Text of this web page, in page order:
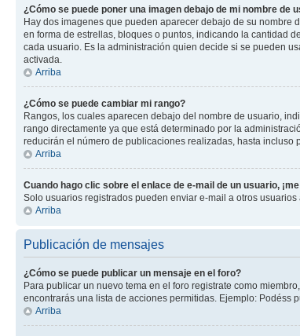
¿Cómo se puede poner una imagen debajo de mi nombre de
Hay dos imagenes que pueden aparecer debajo de su
en forma de estrellas, bloques o puntos, indicando la cantidad
cada usuario. Es la administración quien decide si se pueden
activada.
Arriba
¿Cómo se puede cambiar mi rango?
Rangos, los cuales aparecen debajo del nombre de usuario,
rango directamente ya que está determinado por la
reducirán el número de publicaciones realizadas, hasta incluso
Arriba
Cuando hago clic sobre el enlace de e-mail de un usuario,
Solo usuarios registrados pueden enviar e-mail a otros
Arriba
Publicación de mensajes
¿Cómo se puede publicar un mensaje en el foro?
Para publicar un nuevo tema en el foro registrate como
encontrarás una lista de acciones permitidas. Ejemplo: Podéss
Arriba